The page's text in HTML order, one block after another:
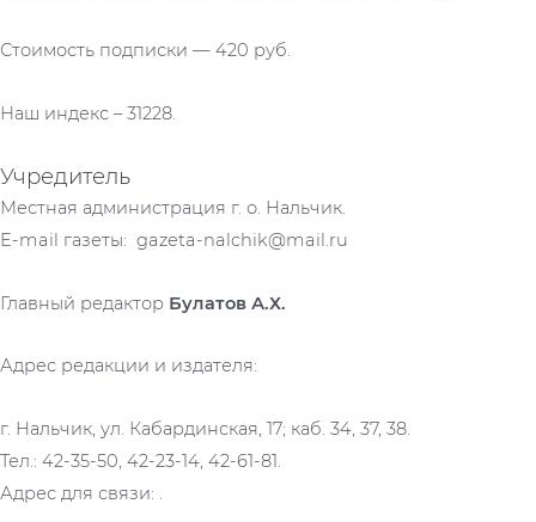
Стоимость подписки — 420 руб.
Наш индекс – 31228.
Учредитель
Местная администрация г. о. Нальчик.
E-mail газеты: gazeta-nalchik@mail.ru
Главный редактор Булатов А.Х.
Адрес редакции и издателя:
г. Нальчик, ул. Кабардинская, 17; каб. 34, 37, 38.
Тел.: 42-35-50, 42-23-14, 42-61-81.
Адрес для связи: .